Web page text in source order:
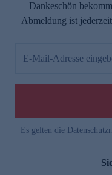
Dankeschön
Abmeldung ist
E-Mail-Adresse
Es gelten die